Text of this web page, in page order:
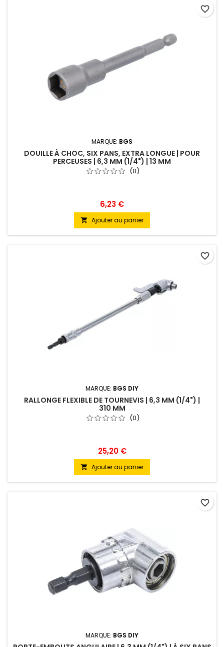
MARQUE: BGS
DOUILLE À CHOC, SIX PANS, EXTRA LONGUE | POUR
PERCEUSES | 6,3 MM (1/4") | 13 MM
(0)
6,23 €
 Ajouter au panier
favorite_border
MARQUE: BGS DIY
RALLONGE FLEXIBLE DE TOURNEVIS | 6,3 MM (1/4") |
310 MM
(0)
25,20 €
 Ajouter au panier
favorite_border
MARQUE: BGS DIY
favorite_border